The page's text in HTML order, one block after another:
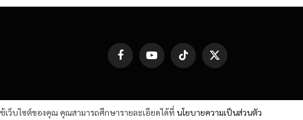
FacebookYouTube TikTok
X
ว็บไซต์ของคุณ คุณสามารถศึกษารายละเอียดได้ที่ นโยบายความเป็นส่วนตัว